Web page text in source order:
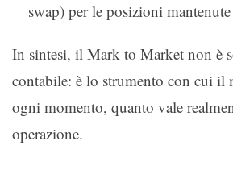
swap) per le posizioni
In sintesi, il Mark to Market non è
contabile: è lo strumento con cui il
ogni momento, quanto vale
operazione.